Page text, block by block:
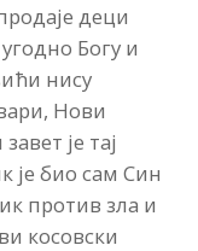
деци
Богу и
нису
Нови
је тај
је био сам Син
против зла и
косовски